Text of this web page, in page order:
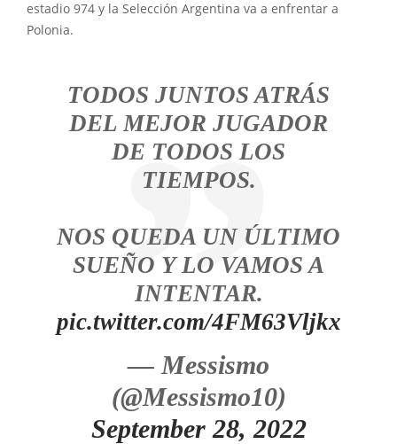
estadio 974 y la Selección Argentina va a enfrentar a
Polonia.
TODOS JUNTOS ATRÁS
DEL MEJOR JUGADOR
DE TODOS LOS
TIEMPOS.
NOS QUEDA UN ÚLTIMO
SUEÑO Y LO VAMOS A
INTENTAR.
pic.twitter.com/4FM63Vljkx
— Messismo
(@Messismo10)
September 28, 2022